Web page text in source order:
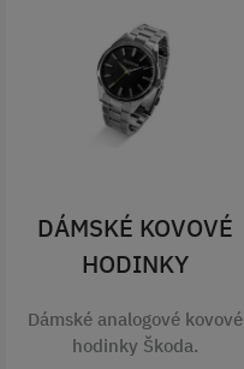
DÁMSKÉ KOVOVÉ
HODINKY
Dámské analogové kovové
hodinky Škoda.